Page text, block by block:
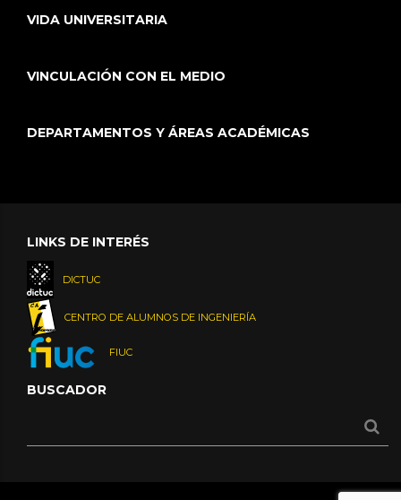
VIDA UNIVERSITARIA
VINCULACIÓN CON EL MEDIO
DEPARTAMENTOS Y ÁREAS ACADÉMICAS
LINKS DE INTERÉS
DICTUC
CENTRO DE ALUMNOS DE INGENIERÍA
FIUC
BUSCADOR